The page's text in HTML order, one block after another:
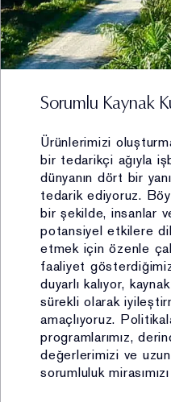
Sorumlu Kaynak
Ürünlerimizi
bir tedarikçi ağıyla
dünyanın dört bir
tedarik ediyoruz.
bir şekilde, insanlar
potansiyel etkilere
etmek için özenle
faaliyet
duyarlı kalıyor,
sürekli olarak
amaçlıyoruz.
programlarımız,
değerlerimizi ve
sorumluluk
Kişisel Verileriniz
rızanıza binaen veya
verilen diğer hallerde
i. Faaliyetlerin mevzuata
müşterilere satış işlemi
vergisel ve diğer kanuni
getirilmesi (kimlik,
bilgisi) (Hukuki sebep:
sözleşmenin ifası, bir
korunması için veri
ii. Perakende satış ve
kapsamında finans ve
yürütülmesi (kimlik,
(Hukuki sebep: meşru
iii. Ürünlere bağlılık
kapsamında müşterilere
çerçevesinde çeşitli
sağlanması ve bunlara
bulunulması (kimlik,